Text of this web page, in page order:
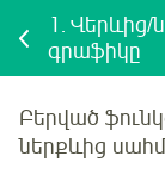
1. Վերևից/
գրաֆիկը
Բերված
ներքևից